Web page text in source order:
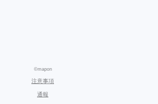
©mapon
注意事項
通報